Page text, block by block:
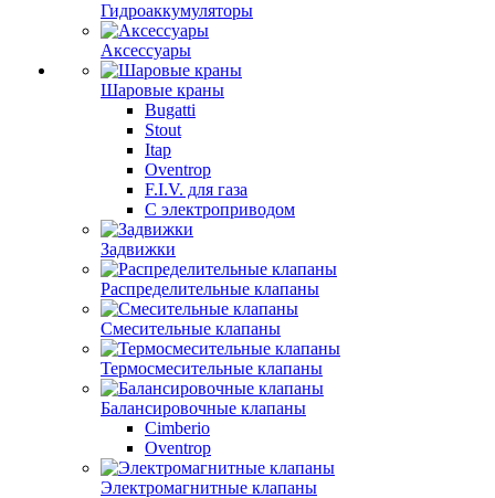
Гидроаккумуляторы
Аксессуары
Шаровые краны
Bugatti
Stout
Itap
Oventrop
F.I.V. для газа
С электроприводом
Задвижки
Распределительные клапаны
Cмесительные клапаны
Термосмесительные клапаны
Балансировочные клапаны
Cimberio
Oventrop
Электромагнитные клапаны